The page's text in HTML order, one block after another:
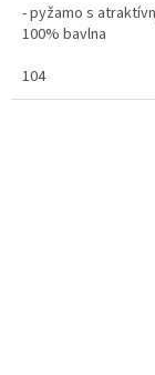
- pyžamo s
100% bavlna
104